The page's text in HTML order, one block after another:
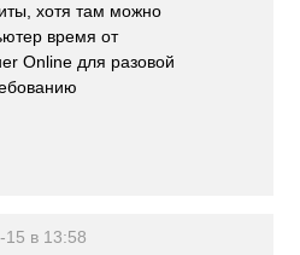
хотя там можно
время от
Online для разовой
15 в 13:58